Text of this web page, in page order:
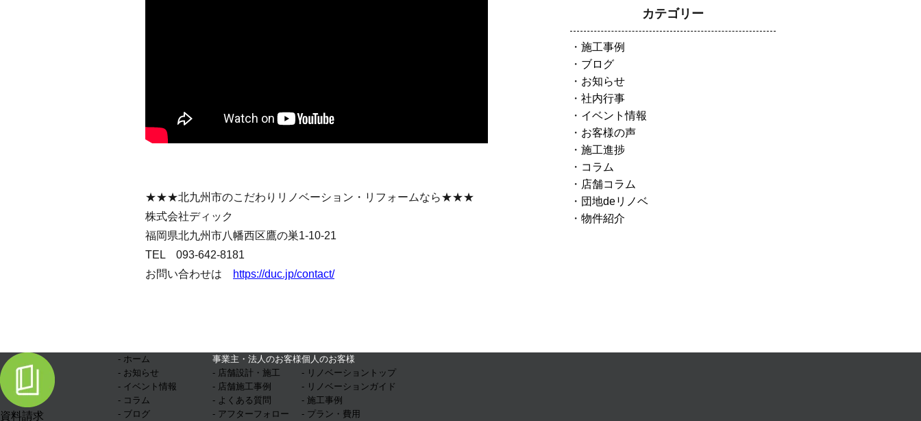
★★★北九州市のこだわりリノベーション・リフォームなら★★★
株式会社ディック
福岡県北九州市八幡西区鷹の巣1-10-21
TEL 093-642-8181
お問い合わせは
https://duc.jp/contact/
カテゴリー
施工事例
ブログ
お知らせ
社内行事
イベント情報
お客様の声
施工進捗
コラム
店舗コラム
団地deリノベ
物件紹介
資料請求
- ホーム
- お知らせ
- イベント情報
- コラム
- ブログ
事業主・法人のお客様
- 店舗設計・施工
- 店舗施工事例
- よくある質問
- アフターフォロー
個人のお客様
- リノベーショントップ
- リノベーションガイド
- 施工事例
- プラン・費用